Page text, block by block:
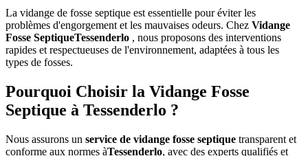
La vidange de fosse septique est essentielle pour éviter les
problèmes d'engorgement et les mauvaises odeurs. Chez Vidange
Fosse SeptiqueTessenderlo , nous proposons des interventions
rapides et respectueuses de l'environnement, adaptées à tous les
types de fosses.
Pourquoi Choisir la Vidange Fosse
Septique à Tessenderlo ?
Nous assurons un service de vidange fosse septique transparent et
conforme aux normes àTessenderlo, avec des experts qualifiés et